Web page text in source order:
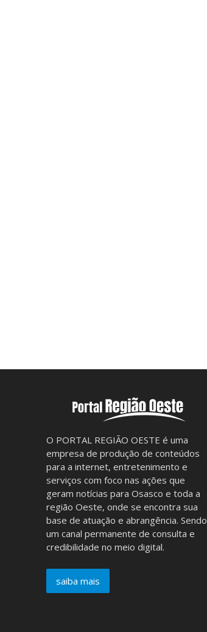
O PORTAL REGIÃO OESTE é uma
empresa de produção de conteúdos
para a internet, entretenimento e
serviços com foco nas ações que
geram notícias para Osasco e toda a
região Oeste, onde se encontra sua
base de atuação e abrangência. Sendo
um canal permanente de consulta e
credibilidade no meio digital.
saiba mais